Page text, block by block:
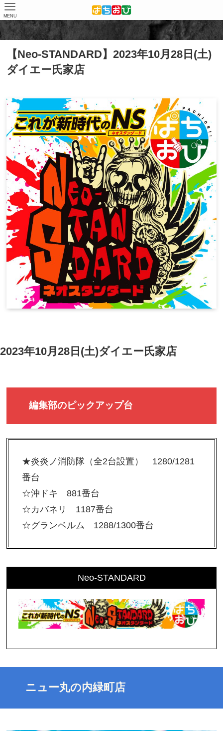
MENU
ホーム 取材結果 Neo-STANDARD
【Neo-STANDARD】2023年10月28日(土)
ダイエー氏家店
2023年10月28日(土)ダイエー氏家店
編集部のピックアップ台
★炎炎ノ消防隊（全2台設置） 1280/1281
番台
☆沖ドキ 881番台
☆カバネリ 1187番台
☆グランベルム 1288/1300番台
Neo-STANDARD
ニュー丸の内緑町店